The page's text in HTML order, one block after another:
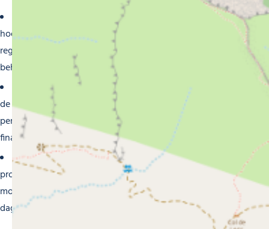
: Onze adviseurs zijn volledig op de
hoogte van de economische en sociale context van de
regio en bieden u relevant advies op maat van uw
behoeften.
Veiligheid en vertrouwen
: Onze partners garanderen
de vertrouwelijkheid en veiligheid van je financiële en
persoonlijke gegevens, zodat je met een gerust hart je
financiën kunt beheren.
Innovatieve oplossingen: We bieden moderne
producten en diensten, waaronder online bankieren,
mobiele applicaties en tools voor financieel beheer om uw
dagelijks leven gemakkelijker te maken.